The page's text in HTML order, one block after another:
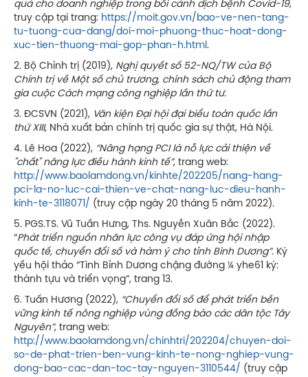
quả cho doanh nghiệp trong bối cảnh dịch bệnh Covid-19,
truy cập tại trang: https://moit.gov.vn/bao-ve-nen-tang-
tu-tuong-cua-dang/doi-moi-phuong-thuc-hoat-dong-
xuc-tien-thuong-mai-gop-phan-h.html.
2. Bộ Chính trị (2019), Nghị quyết số 52-NQ/TW của Bộ
Chính trị về Một số chủ trương, chính sách chủ động tham
gia cuộc Cách mạng công nghiệp lần thứ tư.
3. ĐCSVN (2021), Văn kiện Đại hội đại biểu toàn quốc lần
thứ XIII, Nhà xuất bản chính trị quốc gia sự thật, Hà Nội.
4. Lê Hoa (2022), “Nâng hạng PCI là nỗ lực cải thiện về
''chất'' năng lực điều hành kinh tế”, trang web:
http://www.baolamdong.vn/kinhte/202205/nang-hang-
pci-la-no-luc-cai-thien-ve-chat-nang-luc-dieu-hanh-
kinh-te-3118071/ (truy cập ngày 20 tháng 5 năm 2022).
5. PGS.TS. Vũ Tuấn Hưng, Ths. Nguyễn Xuân Bắc (2022).
“Phát triển nguồn nhân lực công vụ đáp ứng hội nhập
quốc tế, chuyển đổi số và hàm ý cho tỉnh Bình Dương”. Kỷ
yếu hội thảo “Tình Bỉnh Dương chặng đường ¼ yhe61 kỷ:
thành tựu và triển vọng”, trang 13.
6. Tuấn Hương (2022), “Chuyển đổi số để phát triển bền
vững kinh tế nông nghiệp vùng đồng bào các dân tộc Tây
Nguyên”, trang web:
http://www.baolamdong.vn/chinhtri/202204/chuyen-doi-
so-de-phat-trien-ben-vung-kinh-te-nong-nghiep-vung-
dong-bao-cac-dan-toc-tay-nguyen-3110544/ (truy cập